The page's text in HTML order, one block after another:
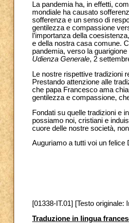
La pandemia ha, in effetti,
mondiale ha causato
sofferenza e un senso di
gentilezza e compassione
l’importanza della
e della nostra casa comune.
pandemia, verso la
Udienza Generale, 2
Le nostre rispettive tradizioni
Prestando attenzione alle
che papa Francesco ama
gentilezza e compassione,
Fondati su quelle tradizioni e
possiamo noi, cristiani e
cuore delle nostre società,
Auguriamo a tutti voi un felice
[01338-IT.01] [Testo originale:
Traduzione in lingua